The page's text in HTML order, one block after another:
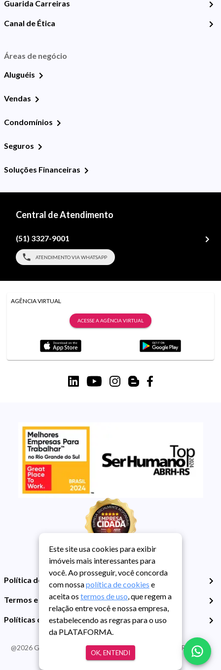
Guarida Carreiras
Canal de Ética
Áreas de negócio
Aluguéis
Vendas
Condomínios
Seguros
Soluções Financeiras
Central de Atendimento
(51) 3327-9001
ATENDIMENTO VIA WHATSAPP
AGÊNCIA VIRTUAL
ACESSE A AGÊNCIA VIRTUAL
Política de Privacidade
Termos e Condições de Uso
Políticas de Cookies
@2026Guarida Imóvel. Todos os direitos reservados. CRECI RS -
413J | CNPJ Guarida: 89.398.606/0001-30
Este site usa cookies para exibir
imóveis mais interessantes para
você. Ao prosseguir, você concorda
com nossapolítica de cookies e
aceita os termos de uso, que regem a
relação entre você e nossa empresa,
estabelecendo as regras para o uso
da PLATAFORMA.
OK, ENTENDI